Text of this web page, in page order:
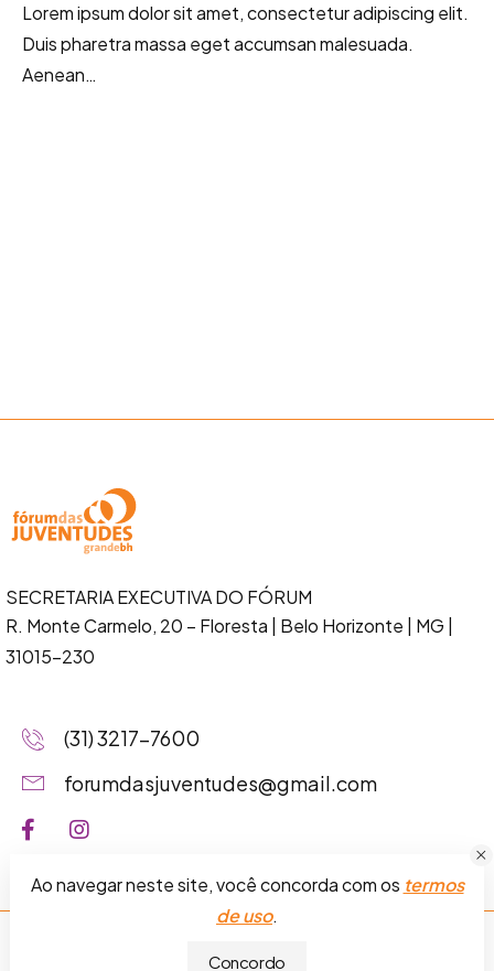
Lorem ipsum dolor sit amet, consectetur adipiscing elit.
Duis pharetra massa eget accumsan malesuada.
Aenean…
SECRETARIA EXECUTIVA DO FÓRUM
R. Monte Carmelo, 20 – Floresta
| Belo Horizonte | MG |
31015-230
(31) 3217-7600
forumdasjuventudes@gmail.com
Ao navegar neste site, você concorda com os termos
de uso.
Concordo